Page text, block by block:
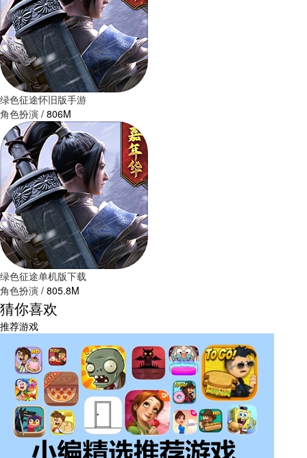
绿色征途怀旧版手游
角色扮演 / 806M
绿色征途单机版下载
角色扮演 / 805.8M
猜你喜欢
推荐游戏